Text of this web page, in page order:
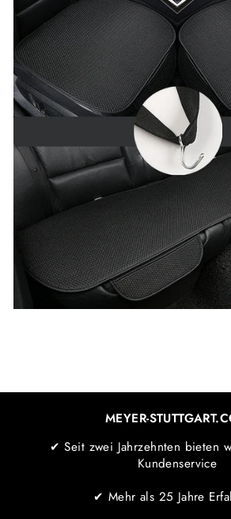
MEYER-
✔ Seit zwei Jahrzehnten bieten
Kundenservice
✔ Mehr als 25 Jahre